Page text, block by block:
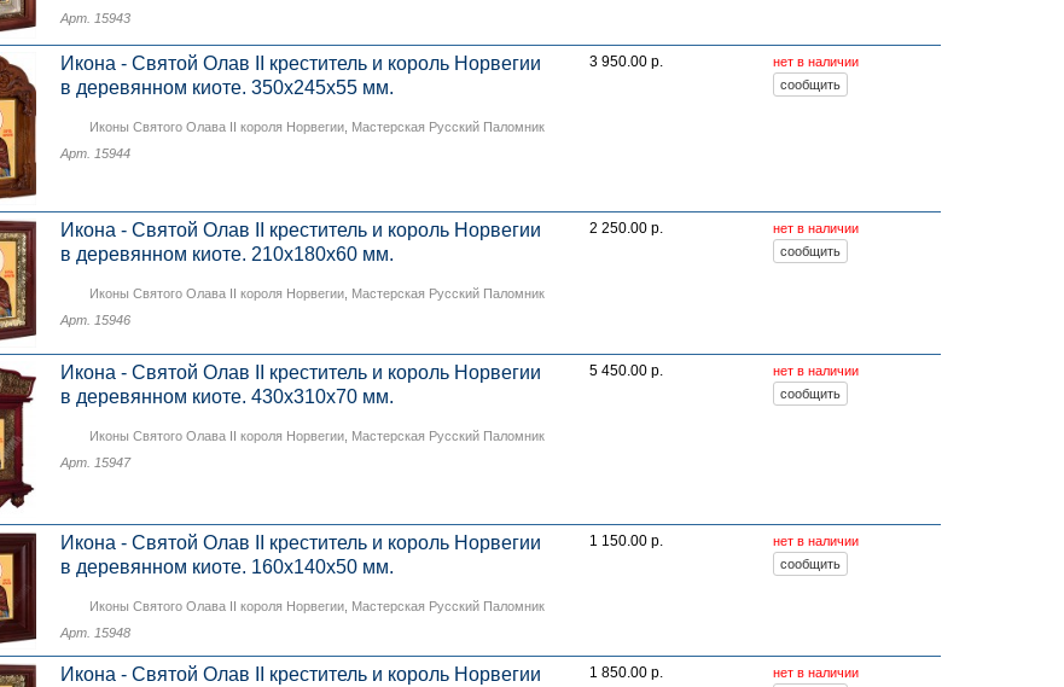
Арт. 15943
Икона - Святой Олав II креститель и король Норвегии
в деревянном киоте. 350х245х55 мм.
Иконы Святого Олава II короля Норвегии Мастерская Русский Паломник
Арт. 15944
3 950.00 р. нет в наличии
Икона - Святой Олав II креститель и король Норвегии
в деревянном киоте. 210х180х60 мм.
Иконы Святого Олава II короля Норвегии Мастерская Русский Паломник
Арт. 15946
2 250.00 р. нет в наличии
Икона - Святой Олав II креститель и король Норвегии
в деревянном киоте. 430х310х70 мм.
Иконы Святого Олава II короля Норвегии Мастерская Русский Паломник
Арт. 15947
5 450.00 р. нет в наличии
Икона - Святой Олав II креститель и король Норвегии
в деревянном киоте. 160х140х50 мм.
Иконы Святого Олава II короля Норвегии Мастерская Русский Паломник
Арт. 15948
1 150.00 р. нет в наличии
Икона - Святой Олав II креститель и король Норвегии
1 850.00 р. нет в наличии